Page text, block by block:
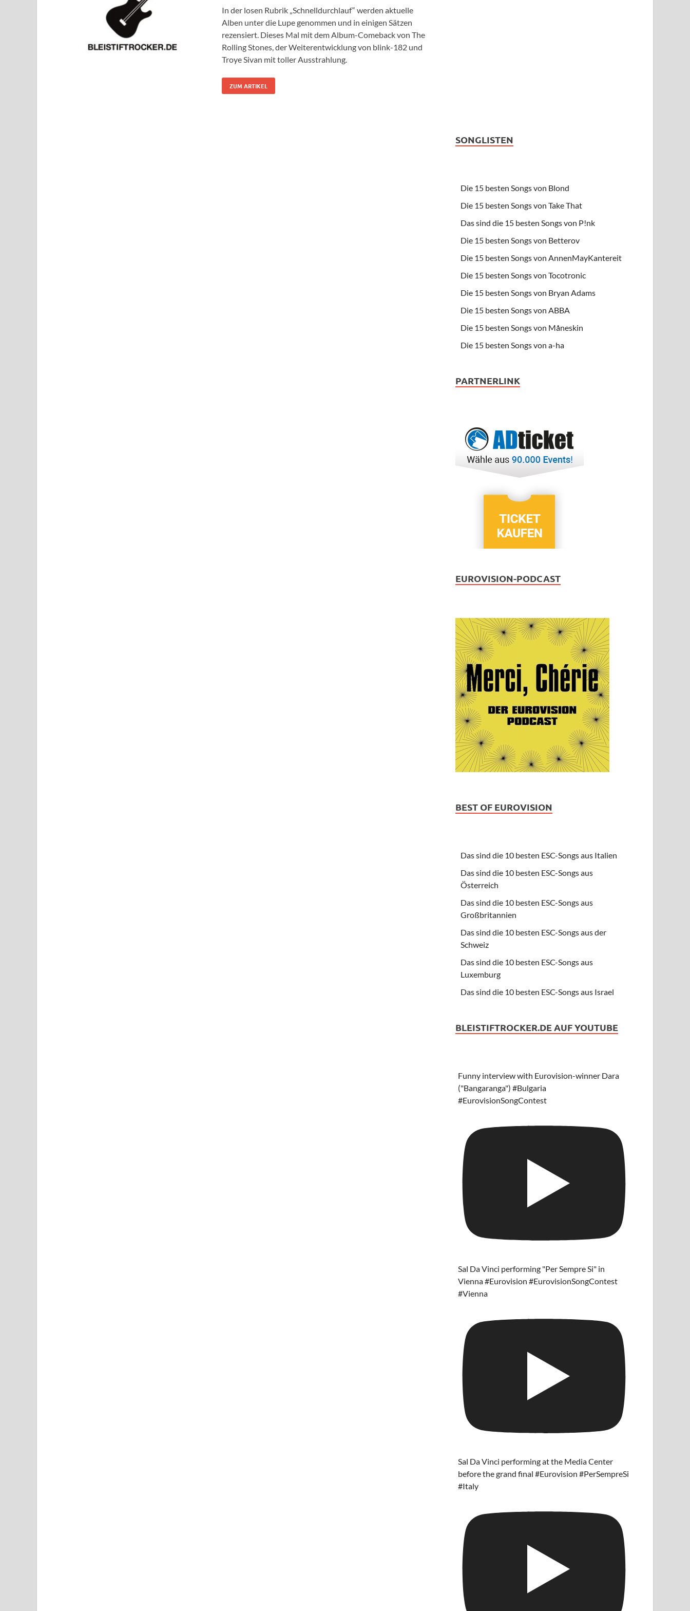
In der losen Rubrik „Schnelldurchlauf“ werden aktuelle
Alben unter die Lupe genommen und in einigen Sätzen
rezensiert. Dieses Mal mit dem Album-Comeback von The
Rolling Stones, der Weiterentwicklung von blink-182 und
Troye Sivan mit toller Ausstrahlung.
ZUM ARTIKEL
SONGLISTEN
Die 15 besten Songs von Blond
Die 15 besten Songs von Take That
Das sind die 15 besten Songs von P!nk
Die 15 besten Songs von Betterov
Die 15 besten Songs von AnnenMayKantereit
Die 15 besten Songs von Tocotronic
Die 15 besten Songs von Bryan Adams
Die 15 besten Songs von ABBA
Die 15 besten Songs von Måneskin
Die 15 besten Songs von a-ha
PARTNERLINK
EUROVISION-PODCAST
BEST OF EUROVISION
Das sind die 10 besten ESC-Songs aus Italien
Das sind die 10 besten ESC-Songs aus
Österreich
Das sind die 10 besten ESC-Songs aus
Großbritannien
Das sind die 10 besten ESC-Songs aus der
Schweiz
Das sind die 10 besten ESC-Songs aus
Luxemburg
Das sind die 10 besten ESC-Songs aus Israel
BLEISTIFTROCKER.DE AUF YOUTUBE
Funny interview with Eurovision-winner Dara
("Bangaranga") #Bulgaria
#EurovisionSongContest
Sal Da Vinci performing "Per Sempre Si" in
Vienna #Eurovision #EurovisionSongContest
#Vienna
Sal Da Vinci performing at the Media Center
before the grand final #Eurovision #PerSempreSi
#Italy